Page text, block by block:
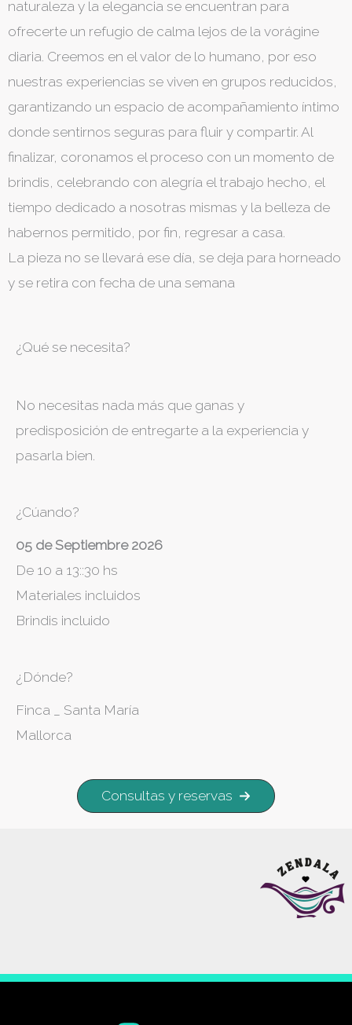
naturaleza y la elegancia se encuentran para
ofrecerte un refugio de calma lejos de la vorágine
diaria. Creemos en el valor de lo humano, por eso
nuestras experiencias se viven en grupos reducidos,
garantizando un espacio de acompañamiento íntimo
donde sentirnos seguras para fluir y compartir. Al
finalizar, coronamos el proceso con un momento de
brindis, celebrando con alegría el trabajo hecho, el
tiempo dedicado a nosotras mismas y la belleza de
habernos permitido, por fin, regresar a casa.
La pieza no se llevará ese día, se deja para horneado
y se retira con fecha de una semana
¿Qué se necesita?
No necesitas nada más que ganas y
predisposición de entregarte a la experiencia y
pasarla bien.
¿Cúando?
05 de Septiembre 2026
De 10 a 13::30 hs
Materiales incluidos
Brindis incluido
¿Dónde?
Finca
Santa María
Mallorca
Consultas y reservas